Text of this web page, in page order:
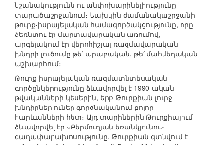
նշանակությունն ու անփոխարինելիությունը
տարածաշրջանում։ Նախկին ժամանակաշրջանի
թուրք-իսրայելական համագործակցությունը, որը
ձեռնտու էր մարտավարական առումով,
արգելակում էր վերոհիշյալ ռազմավարական
խնդրի լուծումը թե՛ արաբական, թե՛ մահմեդական
աշխարհում։
Թուրք-իսրայելական ռազմատնտեսական
գործընկերությունը ձևավորվել է 1990-ական
թվականների կեսերին, երբ Թուրքիան լուրջ
խնդիրներ ուներ գործնականում բոլոր
հարևանների հետ։ Այդ տարիներին Թուրքիայում
ձևավորվել էր «Բերմուդյան եռանկյունու»
գաղափարախոսությունը. Թուրքիան գտնվում է